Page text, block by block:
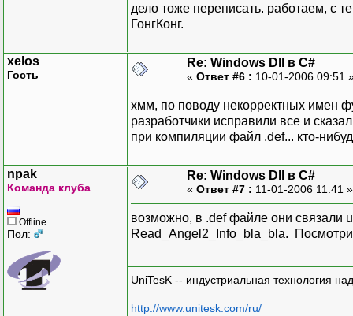
дело тоже переписать. работаем, с
ГонгКонг.
xelos
Гость
Re: Windows Dll в C#
« Ответ #6 : 10-01-2006 09:51
хмм, по поводу некорректных имен
разработчики исправили все и
при компиляции файл .def... кто-
npak
Команда клуба
Offline
Пол:
Re: Windows Dll в C#
« Ответ #7 : 11-01-2006 11:41
возможно, в .def файле они связали
Read_Angel2_Info_bla_bla.
UniTesK -- индустриальная технология
http://www.unitesk.com/ru/